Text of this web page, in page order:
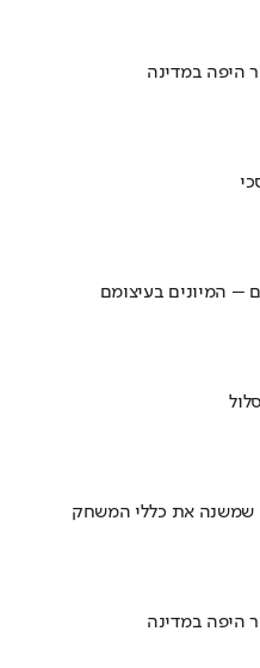
– המיונים בעיצומם
שמשנה את כללי המשחק